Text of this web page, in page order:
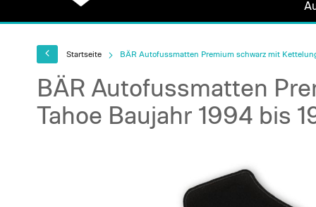
Startseite BÄR Autofussmatten Premium schwarz mit
BÄR Autofussmatten
Tahoe Baujahr 1994 bis